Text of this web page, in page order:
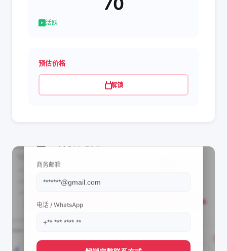
活跃
预估价格
解锁
商务邮箱
电话 / WhatsApp